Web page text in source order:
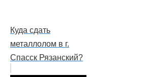
Куда сдать
металлолом в г.
Спасск Рязанский?